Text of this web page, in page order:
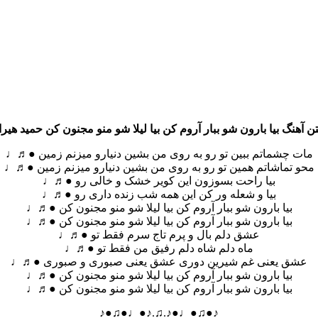
آهنگ بیا بارون شو ببار آروم کن بیا لیلا شو منو مجنون کن حمید
مات چشماتم ببین تو رو به روی من بشین دنیارو میزنم زمین ●♬♩
محو تماشاتم همین تو رو به روی من بشین دنیارو میزنم زمین ●♬♩
بیا راحت بسوزون این کویر خشک و خالی رو ●♬♩
بیا و شعله ور کن این همه شب زنده داری رو ●♬♩
بیا بارون شو ببار آروم کن بیا لیلا شو منو مجنون کن ●♬♩
بیا بارون شو ببار آروم کن بیا لیلا شو منو مجنون کن ●♬♩
عشق دلم بال و پرم تاج سرم فقط تو ●♬♩
ماه دلم شاه دلم رفیق من فقط تو ●♬♩
عشق یعنی غم شیرین دوری عشق یعنی صبوری و صبوری ●♬♩
بیا بارون شو ببار آروم کن بیا لیلا شو منو مجنون کن ●♬♩
بیا بارون شو ببار آروم کن بیا لیلا شو منو مجنون کن ●♬♩
♪●♫●♩●♪.♫.♪●♩●♫●♪